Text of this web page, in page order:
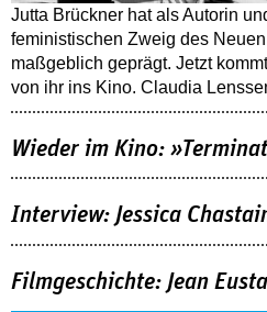
Jutta Brückner hat als Autorin
feministischen Zweig des
maßgeblich geprägt. Jetzt
von ihr ins Kino. Claudia
Wieder im Kino:
Interview: Jessica
Filmgeschichte: Jean